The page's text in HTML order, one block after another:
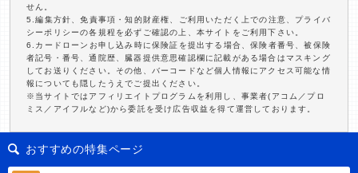
せん。
5.編集方針、免責事項・知的財産権、ご利用いただく上での注意、プライバ
シーポリシーの各規程を必ずご確認の上、本サイトをご利用下さい。
6.カードローンお申し込み時に保険証を提出する場合、保険者番号、被保険
者記号・番号、通院歴、臓器提供意思確認欄に記載がある場合はマスキング
してお送りください。その他、バーコードなど個人情報にアクセス可能な情
報についても隠したうえでご提出ください。
※当サイトではアフィリエイトプログラムを利用し、事業者(アコム／プロ
ミス／アイフルなど)から委託を受け広告収益を得て運営しております。
おすすめの特集ページ